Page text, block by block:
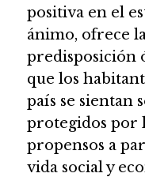
positiva en el
ánimo, ofrece
predisposición
que los
país se sientan
protegidos por
propensos a
vida social y